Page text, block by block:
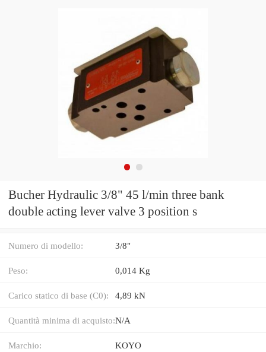
Bucher Hydraulic 3/8" 45 l/min three bank
double acting lever valve 3 position s
Numero di modello: 3/8"
Peso: 0,014 Kg
Carico statico di base (C0): 4,89 kN
Quantità minima di acquisto:N/A
Marchio: KOYO